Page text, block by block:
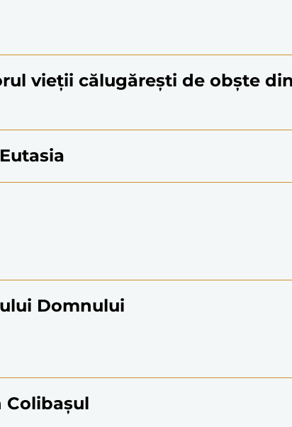
vieții călugărești de obște
Domnului
Colibașul